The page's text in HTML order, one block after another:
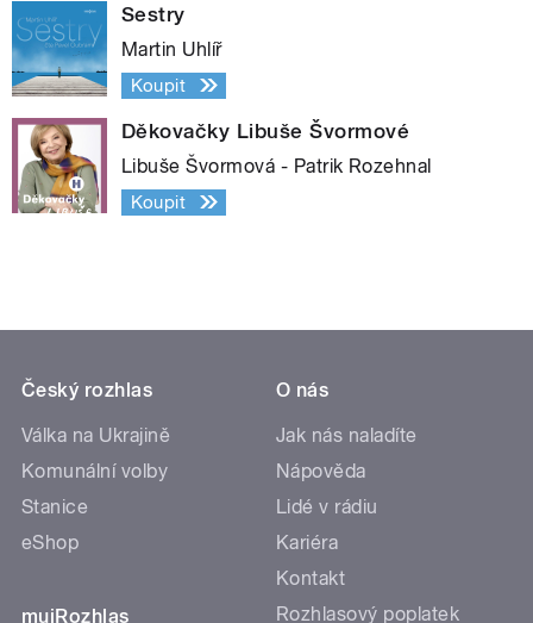
Sestry
Martin Uhlíř
Koupit
Děkovačky Libuše Švormové
Libuše Švormová - Patrik Rozehnal
Koupit
Český rozhlas
Válka na Ukrajině
Komunální volby
Stanice
eShop
mujRozhlas
O nás
Jak nás naladíte
Nápověda
Lidé v rádiu
Kariéra
Kontakt
Rozhlasový poplatek